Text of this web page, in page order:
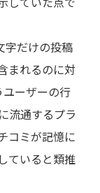
していた点で
字だけの投稿
まれるのに対
ユーザーの行
流通するプラ
コミが記憶に
ていると類推